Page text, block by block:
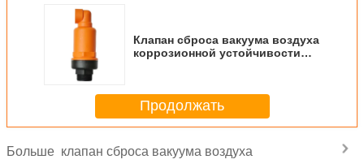
Клапан сброса вакуума воздуха
коррозионной устойчивости
Продолжать
Больше клапан сброса вакуума воздуха